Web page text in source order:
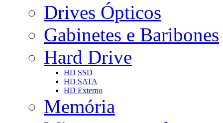
Drives Ópticos
Gabinetes e Baribones
Hard Drive
HD SSD
HD SATA
HD Externo
Memória